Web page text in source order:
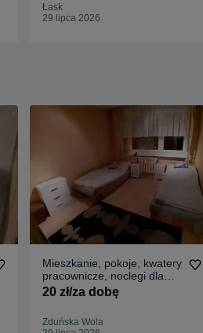
Łask
29 lipca 2026
Mieszkanie, pokoje, kwatery
pracownicze, noclegi dla
firm Zduńska Wola
20 zł/za dobę
Zduńska Wola